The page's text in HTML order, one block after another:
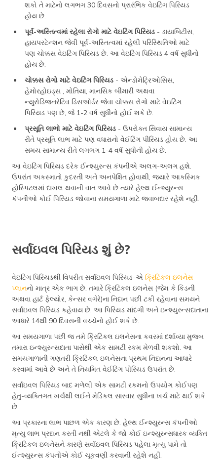
શકો તે માટેનો લગભગ 30 દિવસનો પ્રારંભિક વેઇટિંગ પિરિયડ
હોય છે.
પૂર્વ-અસ્તિત્વમાં રહેલા રોગો માટે વેઇટિંગ પિરિયડ - ડાયાબિટીસ,
હાયપરટેન્શન જેવી પૂર્વ-અસ્તિત્વમાં રહેલી પરિસ્થિતિઓ માટે
પણ ચોક્કસ વેઇટિંગ પિરિયડ છે. આ વેઇટિંગ પિરિયડ 4 વર્ષ સુધીનો
હોય છે.
ચોક્કસ રોગો માટે વેઇટિંગ પિરિયડ - એન્ડોમેટ્રિઓસિસ,
હેમોરહોઇડ્સ , મોતિયા, માનસિક બીમારી અથવા
ન્યુરોડિજનરેટિવ ડિસઓર્ડર જેવા ચોક્કસ રોગો માટે વેઇટિંગ
પિરિયડ પણ છે, જે 1-2 વર્ષ સુધીનો હોઈ શકે છે.
પ્રસૂતિ લાભો માટે વેઇટિંગ પિરિયડ - ઉપરોક્ત સિવાય સામાન્ય
રીતે પ્રસૂતિ લાભ માટે પણ વધારાનો વેઈટિંગ પીરિયડ હોય છે. આ
સમય સામાન્ય રીતે લગભગ 1-4 વર્ષ સુધીની હોય છે.
આ વેઇટિંગ પિરિયડ દરેક ઈન્શ્યુરન્સ કંપનીએ અલગ-અલગ હશે.
ઉપરાંત અકસ્માતો કુદરતી અને અનપેક્ષિત હોવાથી, જ્યારે આકસ્મિક
હોસ્પિટલમાં દાખલ થવાની વાત આવે છે ત્યારે હેલ્થ ઈન્શ્યુરન્સ
કંપનીઓ કોઈ પિરિયડ જોવાના સમયગાળા માટે જવાબદાર રહેશે નહીં.
સર્વાઇવલ પિરિયડ શું છે?
વેઇટિંગ પિરિયડથી વિપરીત સર્વાઇવલ પિરિયડ-એ ક્રિટિકલ ઇલનેસ
પ્લાનનો માત્ર એક ભાગ છે. તમારે ક્રિટિકલ ઇલનેસ (જેમ કે કિડની
અથવા હાર્ટ ફેલ્યોર, કેન્સર વગેરે)ના નિદાન પછી ટકી રહેવાના સમયને
સર્વાઇવલ પિરિયડ કહેવાય છે. આ પિરિયડ માંદગી અને ઇન્શ્યુરન્સદાતાના
આધારે 14થી 90 દિવસની વચ્ચેનો હોઈ શકે છે.
આ સમયગાળા પછી જ તમે ક્રિટિકલ ઇલનેસના કવરમાં દર્શાવ્યા મુજબ
તમારા ઇન્શ્યુરન્સદાતા પાસેથી એક સામટી રકમ મેળવી શકશો. આ
સમયગાળાની ગણતરી ક્રિટિકલ ઇલનેસના પ્રથમ નિદાનના આધારે
કરવામાં આવે છે અને તે નિયમિત વેઈટિંગ પીરિયડ ઉપરાંત છે.
સર્વાઇવલ પિરિયડ બાદ મળેલી એક સામટી રકમનો ઉપયોગ કોઈપણ
હેતુ-વ્યક્તિગત ખર્ચથી લઈને મેડિકલ સારવાર સુધીના ખર્ચ માટે થઈ શકે
છે.
આ પ્રકારના લાભ પાછળ એક કારણ છે. હેલ્થ ઈન્શ્યુરન્સ કંપનીઓ
મૃત્યુ લાભ પ્રદાન કરતી નથી એટલે કે જો કોઈ ઇન્શ્યુરન્સધારક વ્યક્તિ
ક્રિટિકલ ઇલનેસને કારણે સર્વાઇવલ પિરિયડ પહેલા મૃત્યુ પામે તો
ઈન્શ્યુરન્સ કંપનીએ કોઈ ચૂકવણી કરવાની રહેશે નહીં.